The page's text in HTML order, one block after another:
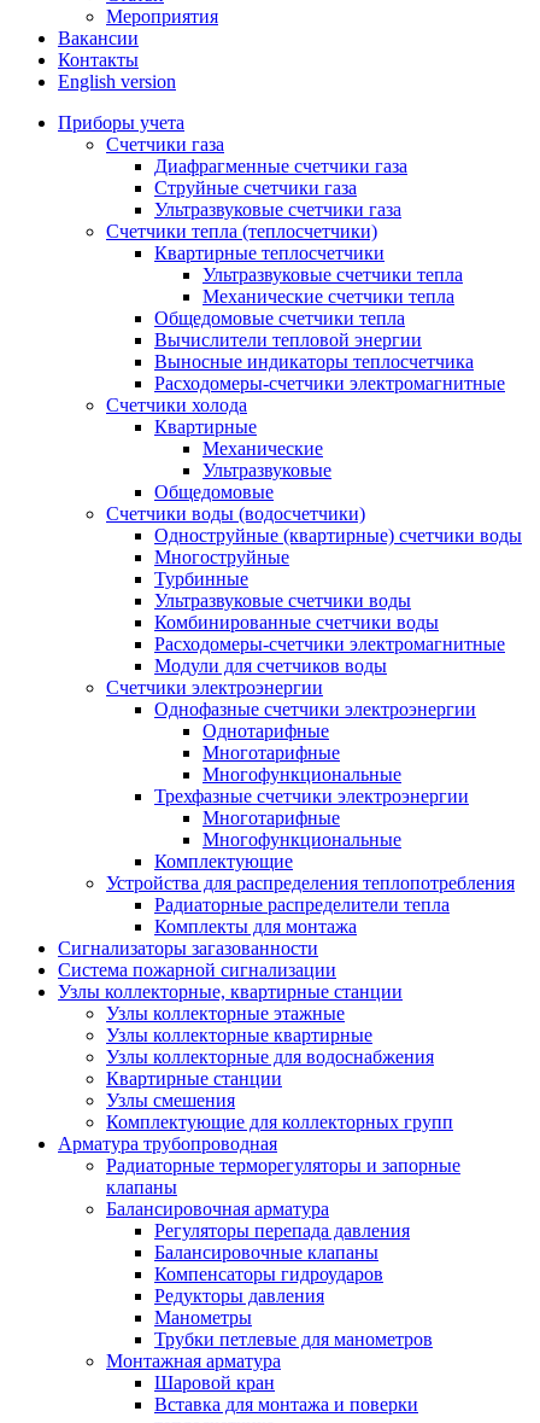
Мероприятия
Вакансии
Контакты
English version
Приборы учета
Счетчики газа
Диафрагменные счетчики газа
Струйные счетчики газа
Ультразвуковые счетчики газа
Счетчики тепла (теплосчетчики)
Квартирные теплосчетчики
Ультразвуковые счетчики тепла
Механические счетчики тепла
Общедомовые счетчики тепла
Вычислители тепловой энергии
Выносные индикаторы теплосчетчика
Расходомеры-счетчики электромагнитные
Счетчики холода
Квартирные
Механические
Ультразвуковые
Общедомовые
Счетчики воды (водосчетчики)
Одноструйные (квартирные) счетчики воды
Многоструйные
Турбинные
Ультразвуковые счетчики воды
Комбинированные счетчики воды
Расходомеры-счетчики электромагнитные
Модули для счетчиков воды
Счетчики электроэнергии
Однофазные счетчики электроэнергии
Однотарифные
Многотарифные
Многофункциональные
Трехфазные счетчики электроэнергии
Многотарифные
Многофункциональные
Комплектующие
Устройства для распределения теплопотребления
Радиаторные распределители тепла
Комплекты для монтажа
Сигнализаторы загазованности
Система пожарной сигнализации
Узлы коллекторные, квартирные станции
Узлы коллекторные этажные
Узлы коллекторные квартирные
Узлы коллекторные для водоснабжения
Квартирные станции
Узлы смешения
Комплектующие для коллекторных групп
Арматура трубопроводная
Радиаторные терморегуляторы и запорные
клапаны
Балансировочная арматура
Регуляторы перепада давления
Балансировочные клапаны
Компенсаторы гидроударов
Редукторы давления
Манометры
Трубки петлевые для манометров
Монтажная арматура
Шаровой кран
Вставка для монтажа и поверки